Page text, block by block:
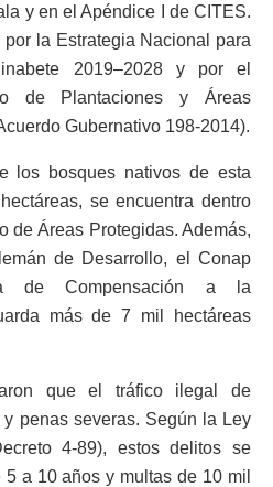
y en el Apéndice I de CITES.
la Estrategia Nacional para
2019–2028 y por el
de Plantaciones y Áreas
Gubernativo 198-2014).
los bosques nativos de esta
se encuentra dentro
de Áreas Protegidas. Además,
de Desarrollo, el Conap
de Compensación a la
más de 7 mil hectáreas
que el tráfico ilegal de
penas severas. Según la Ley
4-89), estos delitos se
a 10 años y multas de 10 mil